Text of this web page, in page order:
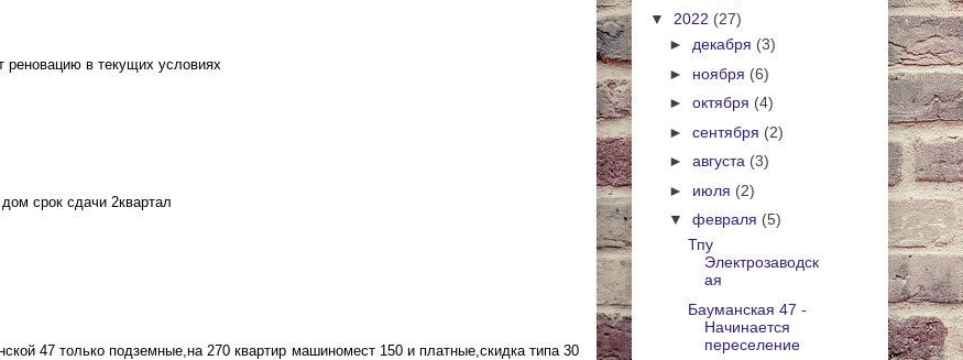
реновацию в текущих условиях
срок сдачи 2квартал
47 только подземные,на 270 квартир машиномест 150 и платные,скидка типа 30
▼ 2022 (27)
► декабря (3)
► ноября (6)
► октября (4)
► сентября (2)
► августа (3)
► июля (2)
▼ февраля (5)
Тпу
Электрозаводск
ая
Бауманская 47 -
Начинается
переселение